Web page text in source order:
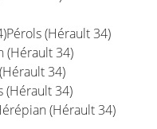
Pérols (Hérault 34)
(Hérault 34)
34)
(Hérault 34)
(Hérault 34)